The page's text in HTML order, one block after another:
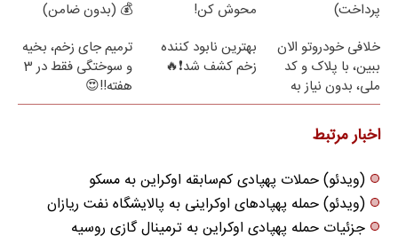
پرداخت)
محوش کن!
💰 (بدون ضامن)
خلافی خودروتو الان
ببین، با پلاک و کد
ملی، بدون نیاز به
مراجعه حضوری
بهترین نابود کننده
زخم کشف شد❗🔥
ترمیم جای زخم، بخیه
و سوختگی فقط در 3
هفته!!😍
اخبار مرتبط
(ویدئو) حملات پهپادی کم‌سابقه اوکراین به مسکو
(ویدئو) حمله پهپادهای اوکراینی به پالایشگاه نفت ریازان
جزئیات حمله پهپادی اوکراین به ترمینال گازی روسیه